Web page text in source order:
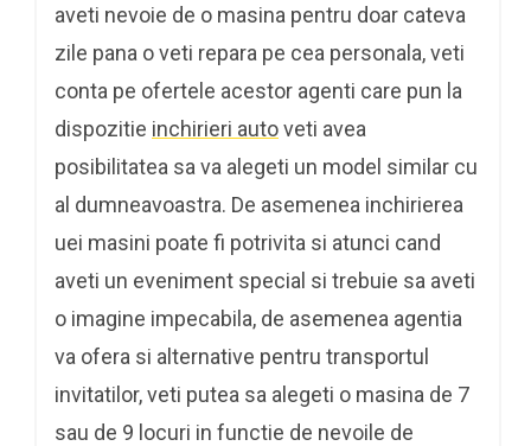
aveti nevoie de o masina pentru doar cateva
zile pana o veti repara pe cea personala, veti
conta pe ofertele acestor agenti care pun la
dispozitie inchirieri autoveti avea
posibilitatea sa va alegeti un model similar cu
al dumneavoastra. De asemenea inchirierea
uei masini poate fi potrivita si atunci cand
aveti un eveniment special si trebuie sa aveti
o imagine impecabila, de asemenea agentia
va ofera si alternative pentru transportul
invitatilor, veti putea sa alegeti o masina de 7
sau de 9 locuri in functie de nevoile de